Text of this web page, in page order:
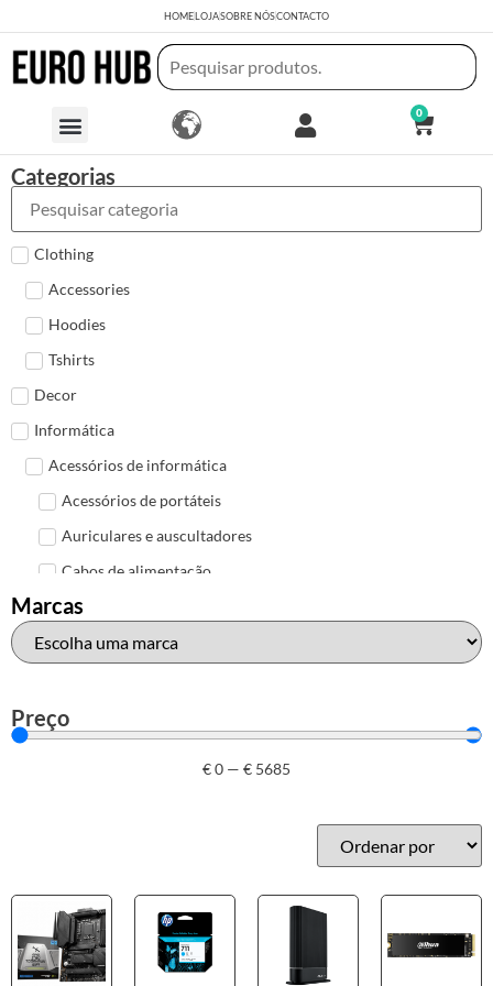
HOMELOJASOBRE NÓSCONTACTO
0
Categorias
Clothing
Accessories
Hoodies
Tshirts
Decor
Informática
Acessórios de informática
Acessórios de portáteis
Auriculares e auscultadores
Cabos de alimentação
Colunas de Som
Hubs
Mais acessórios USB
HP
Outros acessórios de informática
Marcas
Preço
€0 — € 5685